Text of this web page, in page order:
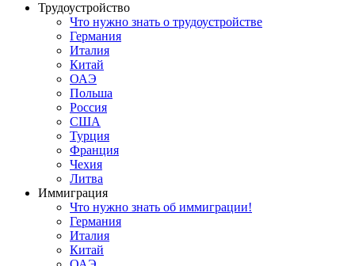
Трудоустройство
Что нужно знать о трудоустройстве
Германия
Италия
Китай
ОАЭ
Польша
Россия
США
Турция
Франция
Чехия
Литва
Иммиграция
Что нужно знать об иммиграции!
Германия
Италия
Китай